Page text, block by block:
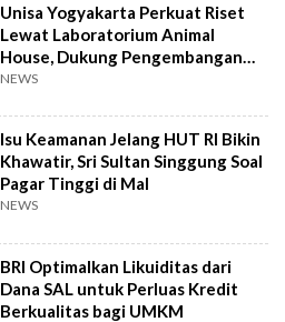
Unisa Yogyakarta Perkuat Riset
Lewat Laboratorium Animal
House, Dukung Pengembangan
Kandidat Obat
NEWS
Isu Keamanan Jelang HUT RI Bikin
Khawatir, Sri Sultan Singgung Soal
Pagar Tinggi di Mal
NEWS
BRI Optimalkan Likuiditas dari
Dana SAL untuk Perluas Kredit
Berkualitas bagi UMKM